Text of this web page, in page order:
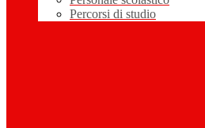
Percorsi di studio